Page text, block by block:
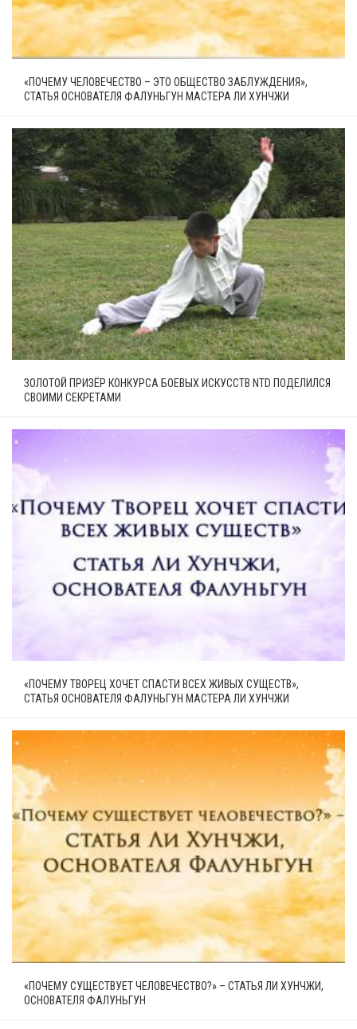
«ПОЧЕМУ ЧЕЛОВЕЧЕСТВО – ЭТО ОБЩЕСТВО ЗАБЛУЖДЕНИЯ»,
СТАТЬЯ ОСНОВАТЕЛЯ ФАЛУНЬГУН МАСТЕРА ЛИ ХУНЧЖИ
ЗОЛОТОЙ ПРИЗЁР КОНКУРСА БОЕВЫХ ИСКУССТВ NTD ПОДЕЛИЛСЯ
СВОИМИ СЕКРЕТАМИ
«ПОЧЕМУ ТВОРЕЦ ХОЧЕТ СПАСТИ ВСЕХ ЖИВЫХ СУЩЕСТВ»,
СТАТЬЯ ОСНОВАТЕЛЯ ФАЛУНЬГУН МАСТЕРА ЛИ ХУНЧЖИ
«ПОЧЕМУ СУЩЕСТВУЕТ ЧЕЛОВЕЧЕСТВО?» – СТАТЬЯ ЛИ ХУНЧЖИ,
ОСНОВАТЕЛЯ ФАЛУНЬГУН